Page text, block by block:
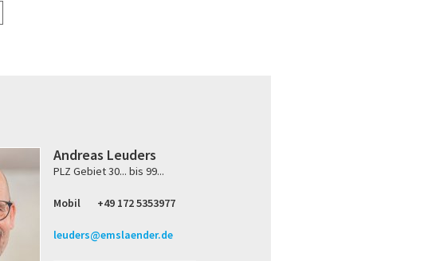
Andreas Leuders
PLZ Gebiet 30... bis 99...
Mobil +49 172 5353977
leuders@emslaender.de